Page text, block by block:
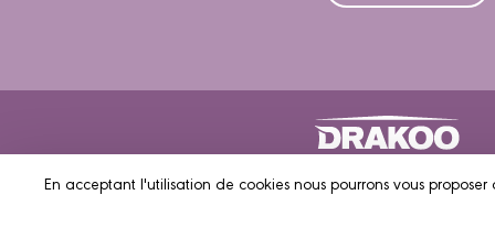
En acceptant l'utilisation de cookies nous pourrons vous